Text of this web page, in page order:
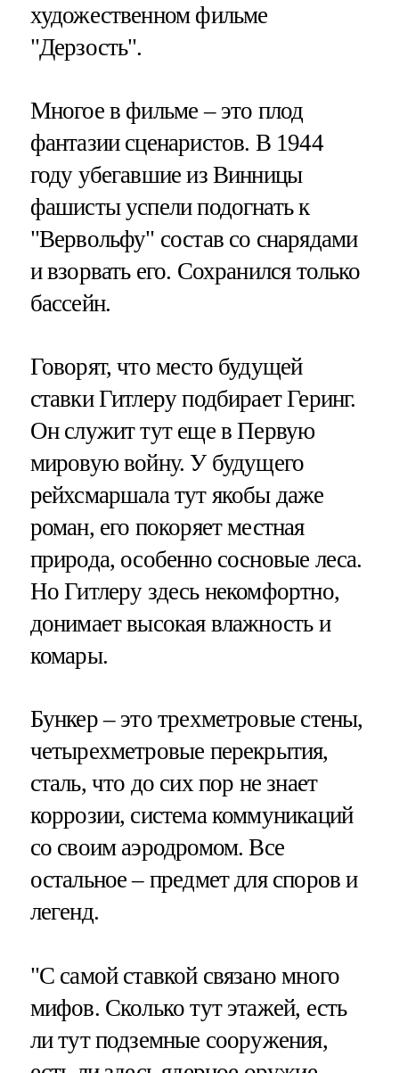
художественном фильме
"Дерзость".
Многое в фильме – это плод
фантазии сценаристов. В 1944
году убегавшие из Винницы
фашисты успели подогнать к
"Вервольфу" состав со снарядами
и взорвать его. Сохранился только
бассейн.
Говорят, что место будущей
ставки Гитлеру подбирает Геринг.
Он служит тут еще в Первую
мировую войну. У будущего
рейхсмаршала тут якобы даже
роман, его покоряет местная
природа, особенно сосновые леса.
Но Гитлеру здесь некомфортно,
донимает высокая влажность и
комары.
Бункер – это трехметровые стены,
четырехметровые перекрытия,
сталь, что до сих пор не знает
коррозии, система коммуникаций
со своим аэродромом. Все
остальное – предмет для споров и
легенд.
"С самой ставкой связано много
мифов. Сколько тут этажей, есть
ли тут подземные сооружения,